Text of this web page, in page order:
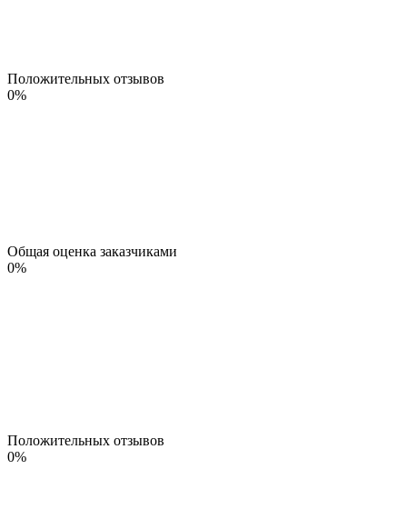
Положительных отзывов
0%
Общая оценка заказчиками
0%
Положительных отзывов
0%